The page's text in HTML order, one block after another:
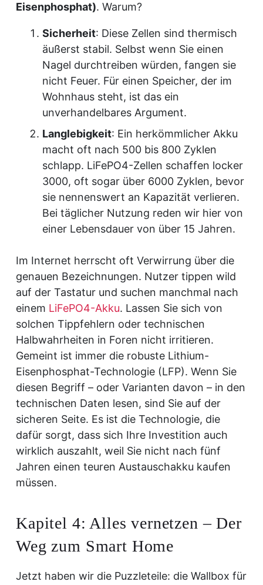
Eisenphosphat). Warum?
Sicherheit: Diese Zellen sind thermisch
äußerst stabil. Selbst wenn Sie einen
Nagel durchtreiben würden, fangen sie
nicht Feuer. Für einen Speicher, der im
Wohnhaus steht, ist das ein
unverhandelbares Argument.
Langlebigkeit: Ein herkömmlicher Akku
macht oft nach 500 bis 800 Zyklen
schlapp. LiFePO4-Zellen schaffen locker
3000, oft sogar über 6000 Zyklen, bevor
sie nennenswert an Kapazität verlieren.
Bei täglicher Nutzung reden wir hier von
einer Lebensdauer von über 15 Jahren.
Im Internet herrscht oft Verwirrung über die
genauen Bezeichnungen. Nutzer tippen wild
auf der Tastatur und suchen manchmal nach
einem LiFePO4-Akku. Lassen Sie sich von
solchen Tippfehlern oder technischen
Halbwahrheiten in Foren nicht irritieren.
Gemeint ist immer die robuste Lithium-
Eisenphosphat-Technologie (LFP). Wenn Sie
diesen Begriff – oder Varianten davon – in den
technischen Daten lesen, sind Sie auf der
sicheren Seite. Es ist die Technologie, die
dafür sorgt, dass sich Ihre Investition auch
wirklich auszahlt, weil Sie nicht nach fünf
Jahren einen teuren Austauschakku kaufen
müssen.
Kapitel 4: Alles vernetzen – Der
Weg zum Smart Home
Jetzt haben wir die Puzzleteile: die Wallbox für